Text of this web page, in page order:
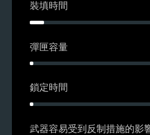
裝填時間
彈匣容量
鎖定時間
武器容易受到反制措施的影